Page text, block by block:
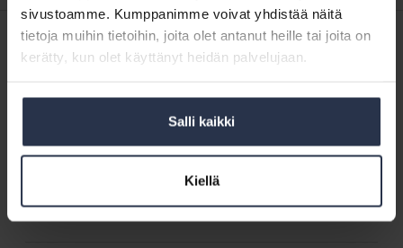
sivustoamme. Kumppanimme voivat yhdistää näitä
tietoja muihin tietoihin, joita olet antanut heille tai joita on
kerätty, kun olet käyttänyt heidän palvelujaan.
Salli kaikki
Kiellä
SISÄLTÖJÄ ISÄNNÖINTILIITON MEDIOISTA
Kotitalolehti.fi
Naapurisikin on jo käynyt siellä
Kotitalolehti.fi
Yhtiön valokuituratkaisussa noudatettava sisäverkkomääräystä